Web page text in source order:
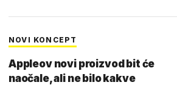
NOVI KONCEPT
Appleov novi proizvod bit će
naočale, ali ne bilo kakve